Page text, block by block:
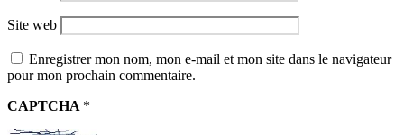
Site web
Enregistrer mon nom, mon e-mail et mon site dans le navigateur
pour mon prochain commentaire.
CAPTCHA *